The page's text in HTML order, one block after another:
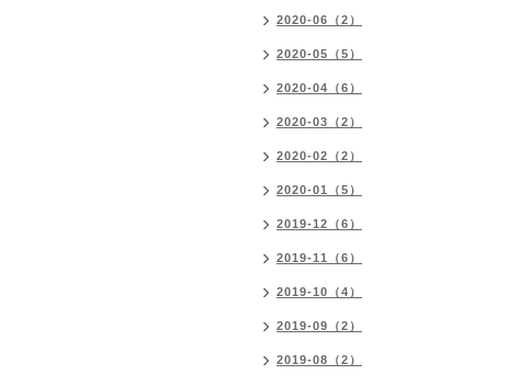
2020-06（2）
2020-05（5）
2020-04（6）
2020-03（2）
2020-02（2）
2020-01（5）
2019-12（6）
2019-11（6）
2019-10（4）
2019-09（2）
2019-08（2）